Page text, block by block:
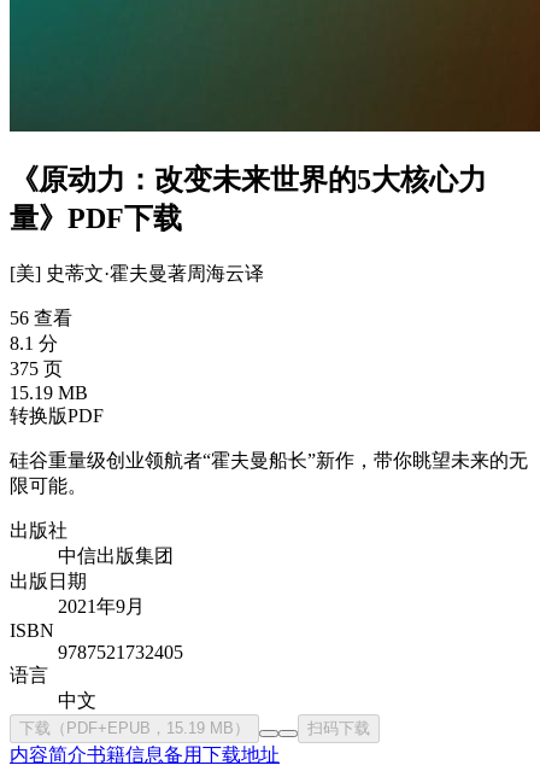
《原动力：改变未来世界的5大核心力
量》PDF下载
[美] 史蒂文·霍夫曼著周海云译
56 查看
8.1 分
375 页
15.19 MB
转换版PDF
硅谷重量级创业领航者“霍夫曼船长”新作，带你眺望未来的无
限可能。
出版社
中信出版集团
出版日期
2021年9月
ISBN
9787521732405
语言
中文
下载（PDF+EPUB，15.19 MB） 扫码下载
内容简介书籍信息备用下载地址